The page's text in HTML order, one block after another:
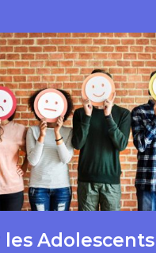
les Adolescents